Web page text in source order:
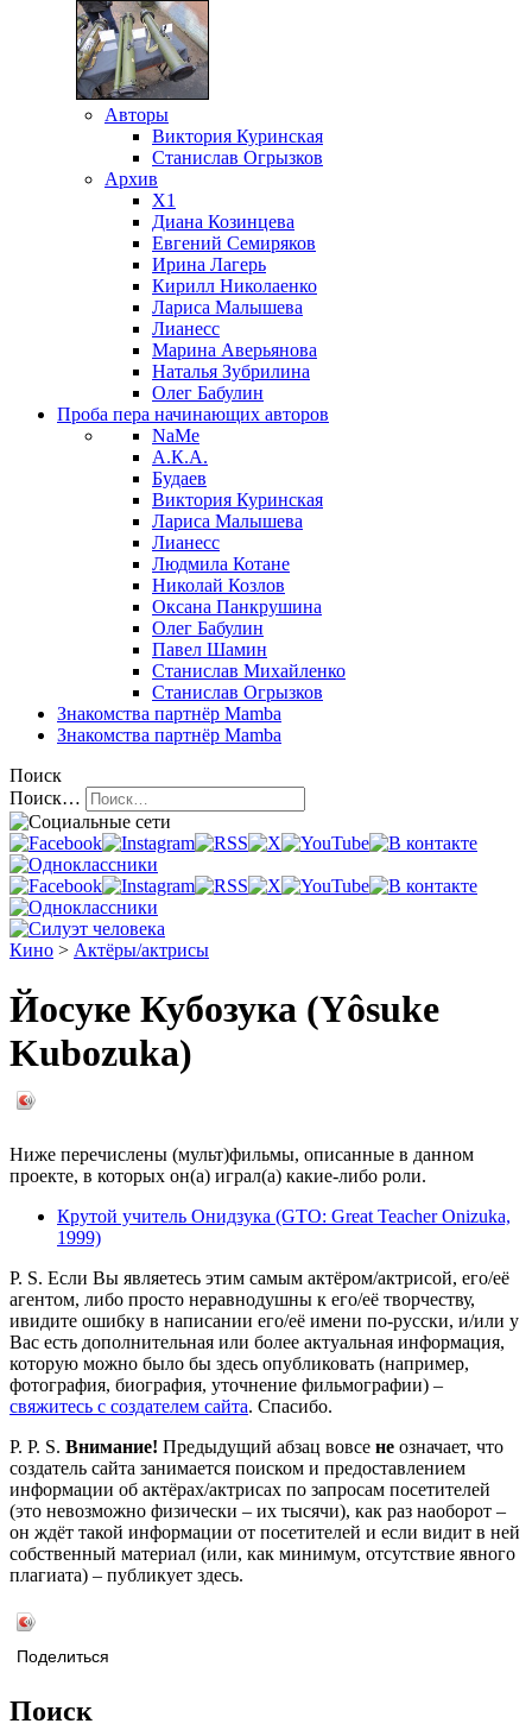
Авторы
Виктория Куринская
Станислав Огрызков
Архив
X1
Диана Козинцева
Евгений Семиряков
Ирина Лагерь
Кирилл Николаенко
Лариса Малышева
Лианесс
Марина Аверьянова
Наталья Зубрилина
Олег Бабулин
Проба пера начинающих авторов
NaMe
А.К.А.
Будаев
Виктория Куринская
Лариса Малышева
Лианесс
Людмила Котане
Николай Козлов
Оксана Панкрушина
Олег Бабулин
Павел Шамин
Станислав Михайленко
Станислав Огрызков
Знакомства партнёр Mamba
Знакомства партнёр Mamba
Поиск
Поиск…
Кино > Актёры/актрисы
Йосуке Кубозука (Yôsuke
Kubozuka)
Ниже перечислены (мульт)фильмы, описанные в данном
проекте, в которых он(а) играл(а) какие-либо роли.
Крутой учитель Онидзука (GTO: Great Teacher Onizuka,
1999)
P. S. Если Вы являетесь этим самым актёром/актрисой, его/её
агентом, либо просто неравнодушны к его/её творчеству,
ивидите ошибку в написании его/её имени по-русски, и/или у
Вас есть дополнительная или более актуальная информация,
которую можно было бы здесь опубликовать (например,
фотография, биография, уточнение фильмографии) –
свяжитесь с создателем сайта. Спасибо.
P. P. S. Внимание! Предыдущий абзац вовсе не означает, что
создатель сайта занимается поиском и предоставлением
информации об актёрах/актрисах по запросам посетителей
(это невозможно физически – их тысячи), как раз наоборот –
он ждёт такой информации от посетителей и если видит в ней
собственный материал (или, как минимум, отсутствие явного
плагиата) – публикует здесь.
Поделиться
Поиск